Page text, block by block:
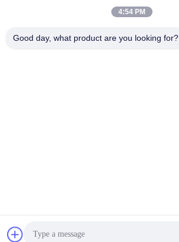
4:54 PM
Good day, what product are you looking for?